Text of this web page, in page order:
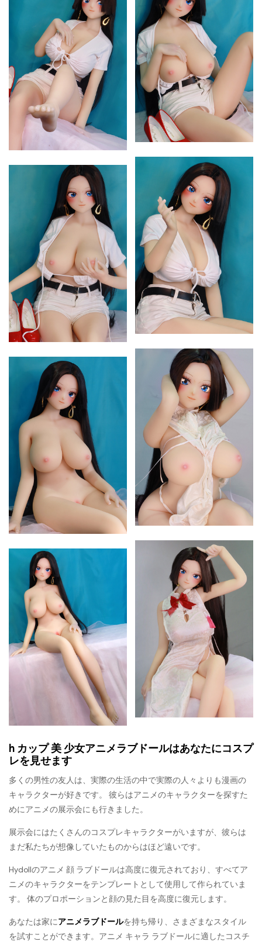
h カップ 美 少女アニメラブドールはあなたにコスプ
レを見せます
多くの男性の友人は、実際の生活の中で実際の人々よりも漫画の
キャラクターが好きです。 彼らはアニメのキャラクターを探すた
めにアニメの展示会にも行きました。
展示会にはたくさんのコスプレキャラクターがいますが、彼らは
まだ私たちが想像していたものからはほど遠いです。
Hydollのアニメ 顔 ラブドールは高度に復元されており、すべてア
ニメのキャラクターをテンプレートとして使用して作られていま
す。 体のプロポーションと顔の見た目を高度に復元します。
あなたは家にアニメラブドールを持ち帰り、さまざまなスタイル
を試すことができます。アニメ キャラ ラブドールに適したコスチ